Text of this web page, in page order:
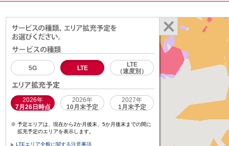
5G LTE
LTE
（速度別）
2026年
7月26日時点
2026年
10月末予定
2027年
1月末予定
予定エリアは、現在から2か月後末、5か月後末までの間に
拡充予定のエリアを表示します。
LTEエリア全般に関する注意事項